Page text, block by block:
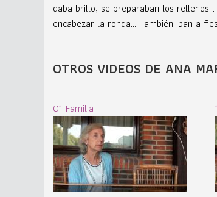
daba brillo, se preparaban los
encabezar la ronda... También iban a
OTROS VIDEOS DE ANA
01 Familia